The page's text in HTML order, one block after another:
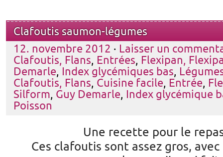
Clafoutis saumon-légumes
12. novembre 2012 · Laisser un
Clafoutis, Flans, Entrées, Flexipan,
Demarle, Index glycémiques bas,
Clafoutis, Flans, Cuisine facile, Entrée,
Silform, Guy Demarle,
Index glycémique
Poisson
Une recette pour le
Ces clafoutis sont assez gros,